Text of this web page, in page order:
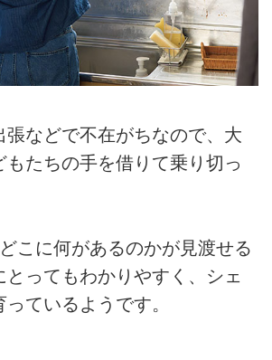
張などで不在がちなので、大
もたちの手を借りて乗り切っ
こに何があるのかが見渡せる
とってもわかりやすく、シェ
ているようです。